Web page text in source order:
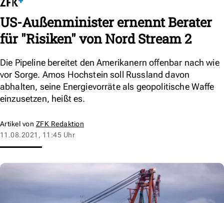
US-Außenminister ernennt Berater
für "Risiken" von Nord Stream 2
Die Pipeline bereitet den Amerikanern offenbar nach wie
vor Sorge. Amos Hochstein soll Russland davon
abhalten, seine Energievorräte als geopolitische Waffe
einzusetzen, heißt es.
Artikel von ZFK Redaktion
11.08.2021, 11:45 Uhr